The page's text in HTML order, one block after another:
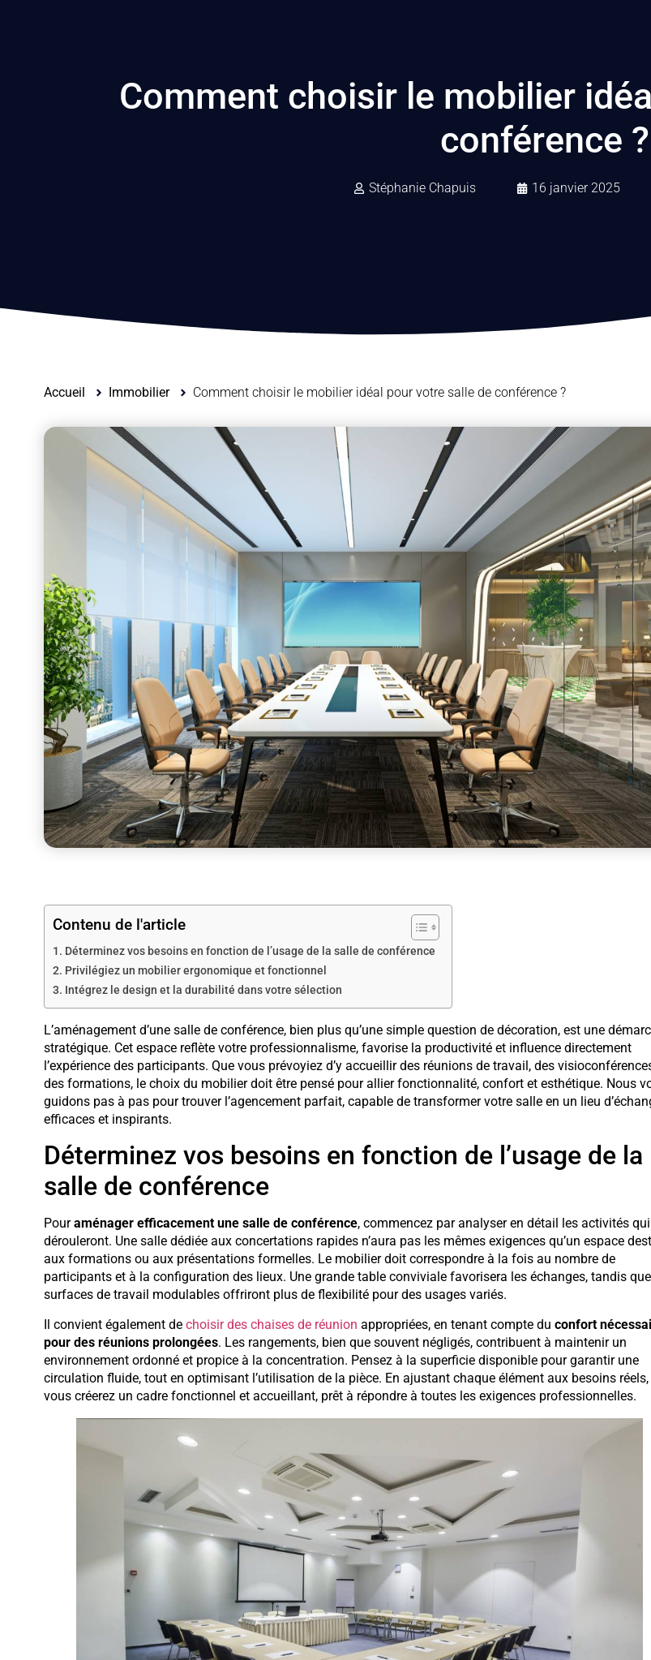
Comment choisir le mobilier
conférence ?
Stéphanie Chapuis 16 janvier 2025
Accueil Immobilier Comment choisir le mobilier idéal pour votre salle de conférence ?
Contenu de l'article
Déterminez vos besoins en fonction de l’usage de la salle de conférence
Privilégiez un mobilier ergonomique et fonctionnel
Intégrez le design et la durabilité dans votre sélection
L’aménagement d’une salle de conférence, bien plus qu’une simple question de décoration, est une
stratégique. Cet espace reflète votre professionnalisme, favorise la productivité et influence directement
l’expérience des participants. Que vous prévoyiez d’y accueillir des réunions de travail, des
des formations, le choix du mobilier doit être pensé pour allier fonctionnalité, confort et esthétique. Nous
guidons pas à pas pour trouver l’agencement parfait, capable de transformer votre salle en un lieu
efficaces et inspirants.
Déterminez vos besoins en fonction de l’usage de la
salle de conférence
Pouraménager efficacement une salle de conférence, commencez par analyser en détail les activités qui
dérouleront. Une salle dédiée aux concertations rapides n’aura pas les mêmes exigences qu’un espace
aux formations ou aux présentations formelles. Le mobilier doit correspondre à la fois au nombre de
participants et à la configuration des lieux. Une grande table conviviale favorisera les échanges, tandis
surfaces de travail modulables offriront plus de flexibilité pour des usages variés.
Il convient également de choisir des chaises de réunion appropriées, en tenant compte du confort
pour des réunions prolongées. Les rangements, bien que souvent négligés, contribuent à maintenir un
environnement ordonné et propice à la concentration. Pensez à la superficie disponible pour garantir une
circulation fluide, tout en optimisant l’utilisation de la pièce. En ajustant chaque élément aux besoins réels,
vous créerez un cadre fonctionnel et accueillant, prêt à répondre à toutes les exigences professionnelles.